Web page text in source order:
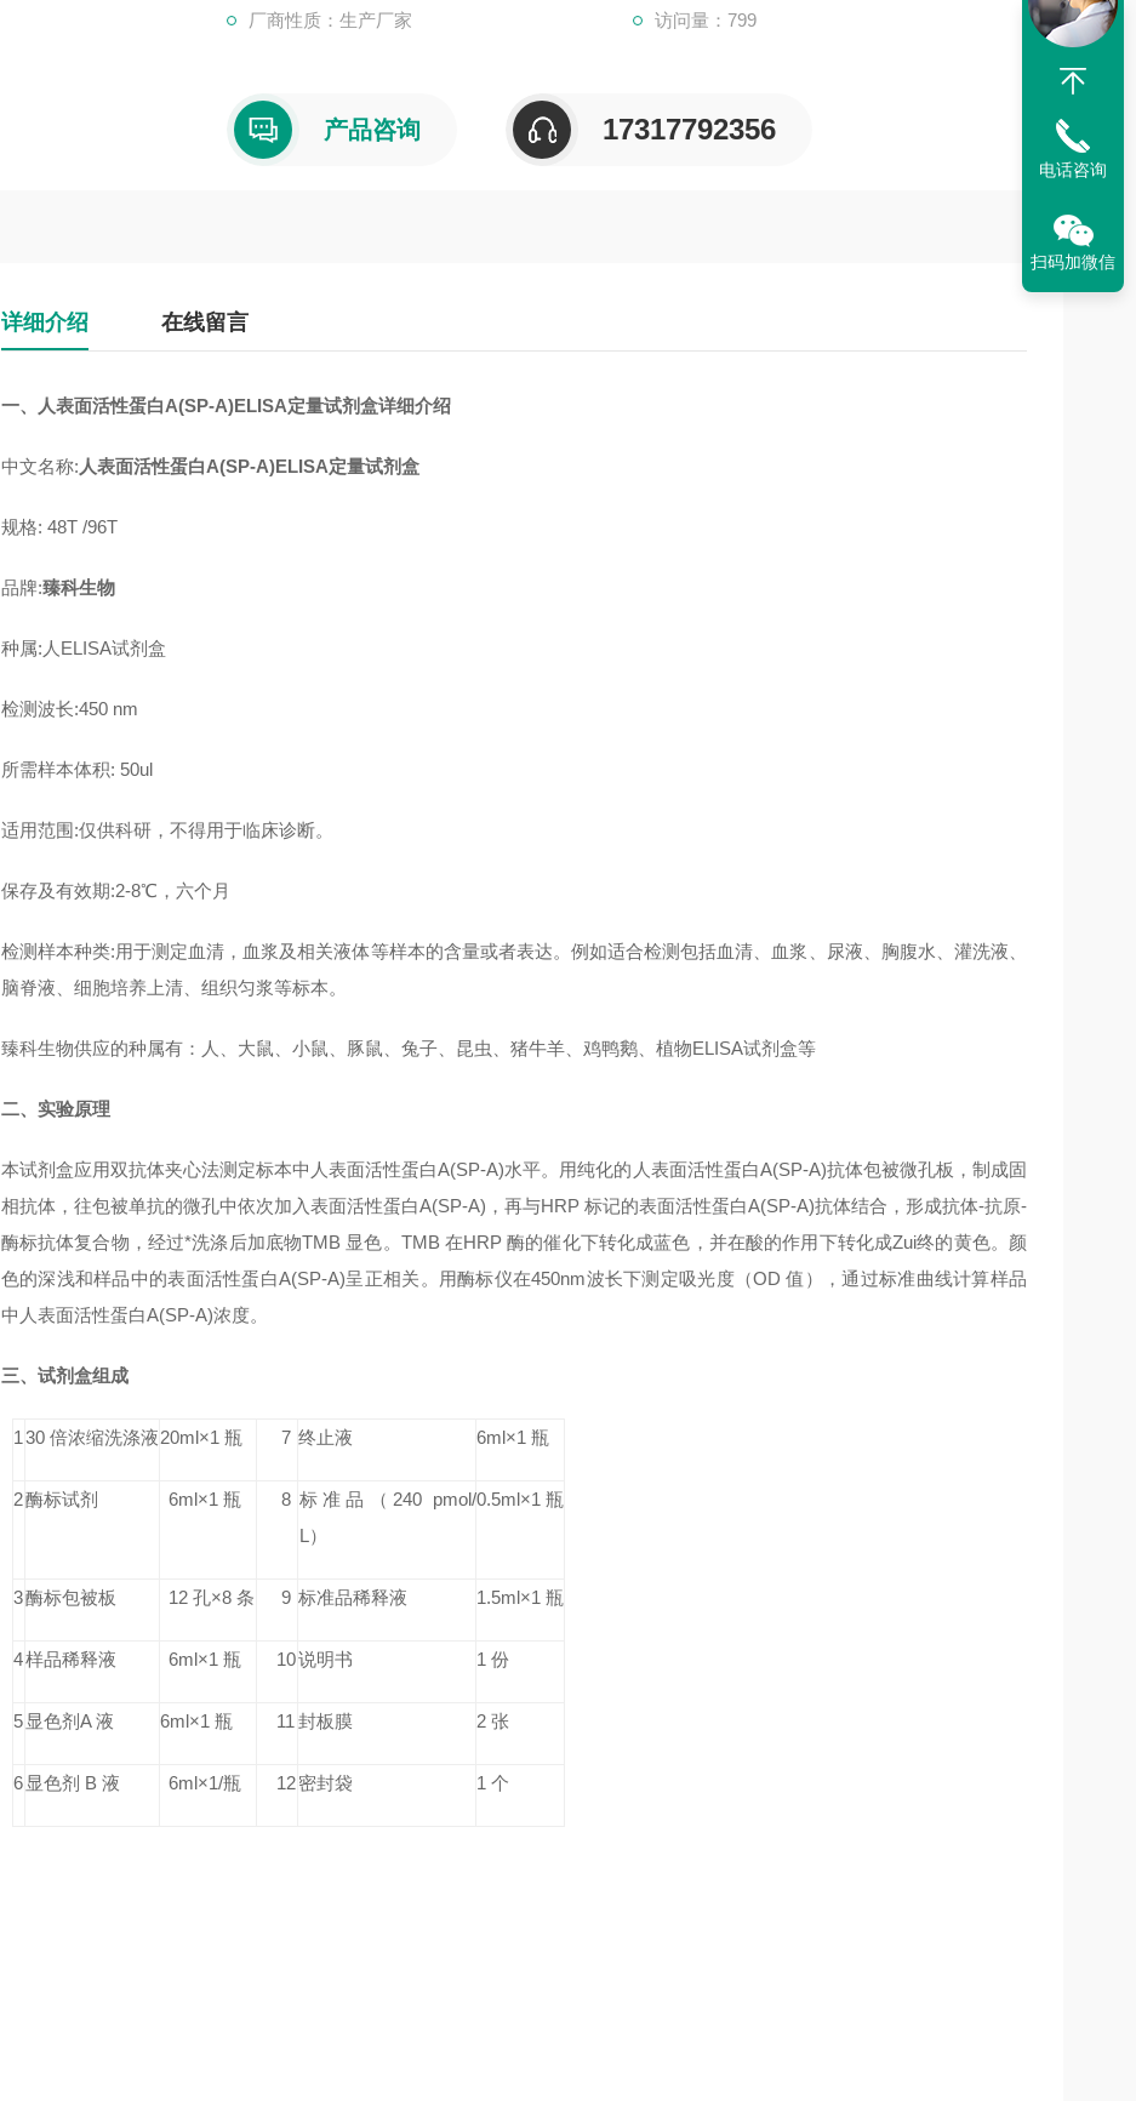
厂商性质：生产厂家 访问量：799
产品咨询 17317792356
详细介绍 在线留言
一、人表面活性蛋白A(SP-A)ELISA定量试剂盒详细介绍
中文名称: 人表面活性蛋白A(SP-A)ELISA定量试剂盒
规格: 48T /96T
品牌:臻科生物
种属:人ELISA试剂盒
检测波长:450 nm
所需样本体积: 50ul
适用范围:仅供科研，不得用于临床诊断。
保存及有效期:2-8℃，六个月
检测样本种类:用于测定血清，血浆及相关液体等样本的含量或者表达。例如适合检测包括血清、血浆、尿液、胸腹水、灌洗液、
脑脊液、细胞培养上清、组织匀浆等标本。
臻科生物供应的种属有：人、大鼠、小鼠、豚鼠、兔子、昆虫、猪牛羊、鸡鸭鹅、植物ELISA试剂盒等
二、实验原理
本试剂盒应用双抗体夹心法测定标本中人表面活性蛋白A(SP-A)水平。用纯化的人表面活性蛋白A(SP-A)抗体包被微孔板，制成固
相抗体，往包被单抗的微孔中依次加入表面活性蛋白A(SP-A)，再与HRP 标记的表面活性蛋白A(SP-A)抗体结合，形成抗体-抗原-
酶标抗体复合物，经过*洗涤后加底物TMB 显色。TMB 在HRP 酶的催化下转化成蓝色，并在酸的作用下转化成Zui终的黄色。颜
色的深浅和样品中的表面活性蛋白A(SP-A)呈正相关。用酶标仪在450nm波长下测定吸光度（OD 值），通过标准曲线计算样品
中人表面活性蛋白A(SP-A)浓度。
三、试剂盒组成
1 30 倍浓缩洗涤液20ml×1 瓶 7 终止液 6ml×1 瓶
2酶标试剂 6ml×1 瓶 8 标准品
（240 pmol/
L）
0.5ml×1 瓶
3酶标包被板 12 孔×8 条 9 标准品稀释液 1.5ml×1 瓶
4样品稀释液 6ml×1 瓶 10说明书 1 份
5 显色剂A 液 6ml×1 瓶 11 封板膜 2 张
6 显色剂 B 液 6ml×1/瓶 12密封袋 1 个
电话咨询
扫码加微信